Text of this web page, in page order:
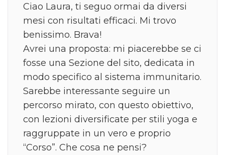
Ciao Laura, ti seguo ormai da diversi
mesi con risultati efficaci. Mi trovo
benissimo. Brava!
Avrei una proposta: mi piacerebbe se ci
fosse una Sezione del sito, dedicata in
modo specifico al sistema immunitario.
Sarebbe interessante seguire un
percorso mirato, con questo obiettivo,
con lezioni diversificate per stili yoga e
raggruppate in un vero e proprio
“Corso”. Che cosa ne pensi?